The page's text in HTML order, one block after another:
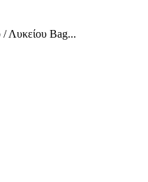
/ Λυκείου Bag...